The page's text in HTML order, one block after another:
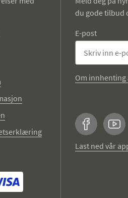
du gode tilbud
E-post
Om
Facebook
Last ned vår